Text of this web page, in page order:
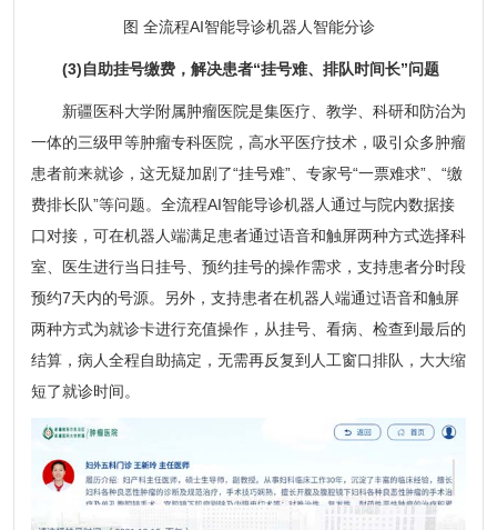
图 全流程AI智能导诊机器人智能分诊
(3)自助挂号缴费，解决患者“挂号难、排队时间长”问题
新疆医科大学附属肿瘤医院是集医疗、教学、科研和防治为
一体的三级甲等肿瘤专科医院，高水平医疗技术，吸引众多肿瘤
患者前来就诊，这无疑加剧了“挂号难”、专家号“一票难求”、“缴
费排长队”等问题。全流程AI智能导诊机器人通过与院内数据接
口对接，可在机器人端满足患者通过语音和触屏两种方式选择科
室、医生进行当日挂号、预约挂号的操作需求，支持患者分时段
预约7天内的号源。另外，支持患者在机器人端通过语音和触屏
两种方式为就诊卡进行充值操作，从挂号、看病、检查到最后的
结算，病人全程自助搞定，无需再反复到人工窗口排队，大大缩
短了就诊时间。